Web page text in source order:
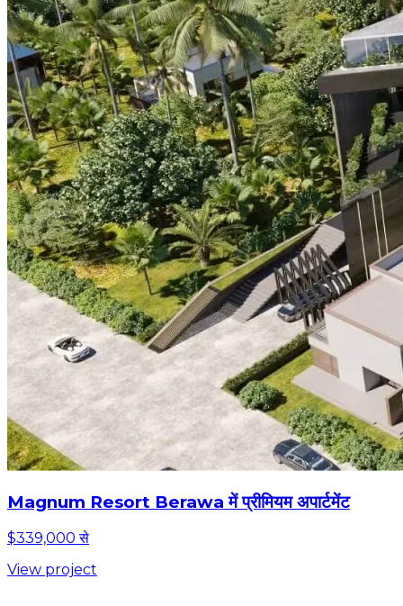
Magnum Resort Berawa में प्रीमियम अपार्टमेंट
$339,000 से
View project